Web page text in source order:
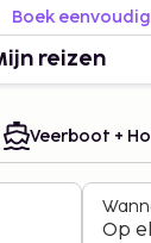
Boek
reizen
Veerboot +
Op